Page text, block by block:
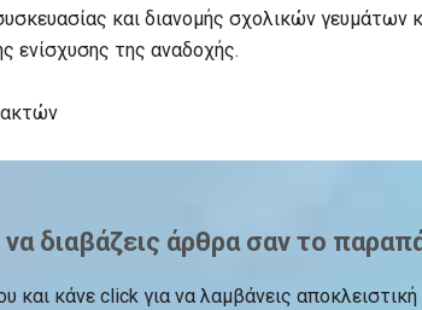
και διανομής σχολικών γευμάτων
ενίσχυσης της αναδοχής.
να διαβάζεις άρθρα σαν το
και κάνε click για να λαμβάνεις